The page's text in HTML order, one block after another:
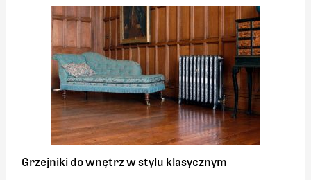
1628
1704 560
1780 560
1856 560
Grzejniki do wnętrz w stylu klasycznym